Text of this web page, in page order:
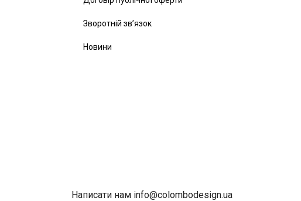
Зворотній зв’язок
Новини
Написати нам info@colombodesign.ua